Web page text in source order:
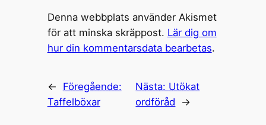
Denna webbplats använder Akismet
för att minska skräppost. Lär dig om
hur din kommentarsdata bearbetas.
←
Föregående:
Taffelböxar
Nästa: Utökat
ordföråd
→